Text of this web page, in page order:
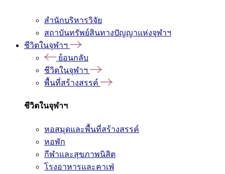
สำนักบริหารวิจัย
สถาบันทรัพย์สินทางปัญญาแห่งจุฬาฯ
ชีวิตในจุฬาฯ
ย้อนกลับ
ชีวิตในจุฬาฯ
พื้นที่สร้างสรรค์
ชีวิตในจุฬาฯ
หอสมุดและพื้นที่สร้างสรรค์
หอพัก
กีฬาและสุขภาพนิสิต
โรงอาหารและคาเฟ่